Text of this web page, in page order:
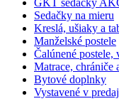
GKT sedačky
Sedačky na mieru
Kreslá, ušiaky a
Manželské postele
Čalúnené
Matrace, chrániče
Bytové doplnky
Vystavené v